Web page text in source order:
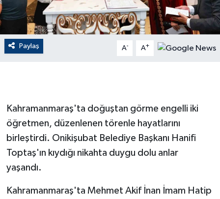
Paylaş A- A+
Kahramanmaraş'ta doğuştan görme engelli iki
öğretmen, düzenlenen törenle hayatlarını
birleştirdi. Onikişubat Belediye Başkanı Hanifi
Toptaş'ın kıydığı nikahta duygu dolu anlar
yaşandı.
Kahramanmaraş'ta Mehmet Akif İnan İmam Hatip
Finans
Flaş Haber
GÜNDEM
Güvenlik
HABERDE İNSAN
İNSAN